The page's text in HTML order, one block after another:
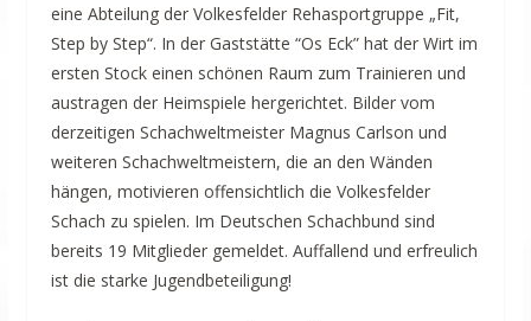
eine Abteilung der Volkesfelder Rehasportgruppe „Fit,
Step by Step“. In der Gaststätte “Os Eck” hat der Wirt im
ersten Stock einen schönen Raum zum Trainieren und
austragen der Heimspiele hergerichtet. Bilder vom
derzeitigen Schachweltmeister Magnus Carlson und
weiteren Schachweltmeistern, die an den Wänden
hängen, motivieren offensichtlich die Volkesfelder
Schach zu spielen. Im Deutschen Schachbund sind
bereits 19 Mitglieder gemeldet. Auffallend und erfreulich
ist die starke Jugendbeteiligung!